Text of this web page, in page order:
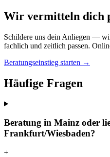
Wir vermitteln dich
Schildere uns dein Anliegen —
fachlich und zeitlich passen.
Beratungseinstieg starten →
Häufige Fragen
Beratung in Mainz oder
Frankfurt/Wiesbaden?
+